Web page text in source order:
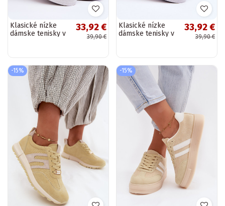
Klasické nízke
dámske tenisky v
33,92 €
39,90 €
Klasické nízke
dámske tenisky v
33,92 €
39,90 €
-15% -15%